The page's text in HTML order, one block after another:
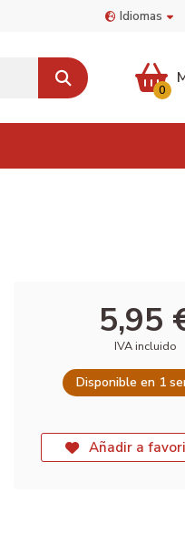
Idiomas
0
5,95
IVA incluido
Disponible en 1
Añadir a